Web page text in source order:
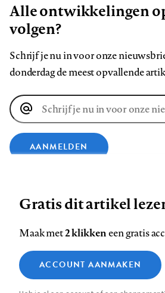
Alle ontwikkelingen
volgen?
Schrijf je nu in voor onze
donderdag de meest opvallende
E-
mailadres
AANMELDEN
op
Facebook
op
LinkedIn
op
Bluesky
ons
op
Instagram
Footer
Contact Colofon Disclaimer Privacy
Medische
betrouwbare
Zie onze cookie policy
Analytische cookies
Gratis dit artikel
Maak met2 klikkeneen gratis
ACCOUNT AANMAKEN